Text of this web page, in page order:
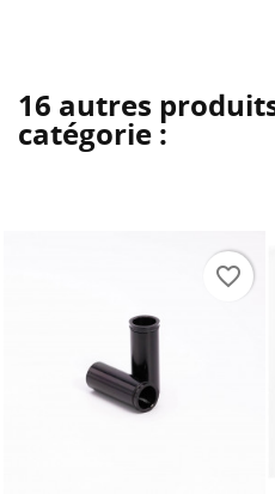
16 autres
catégorie :
favorite_border